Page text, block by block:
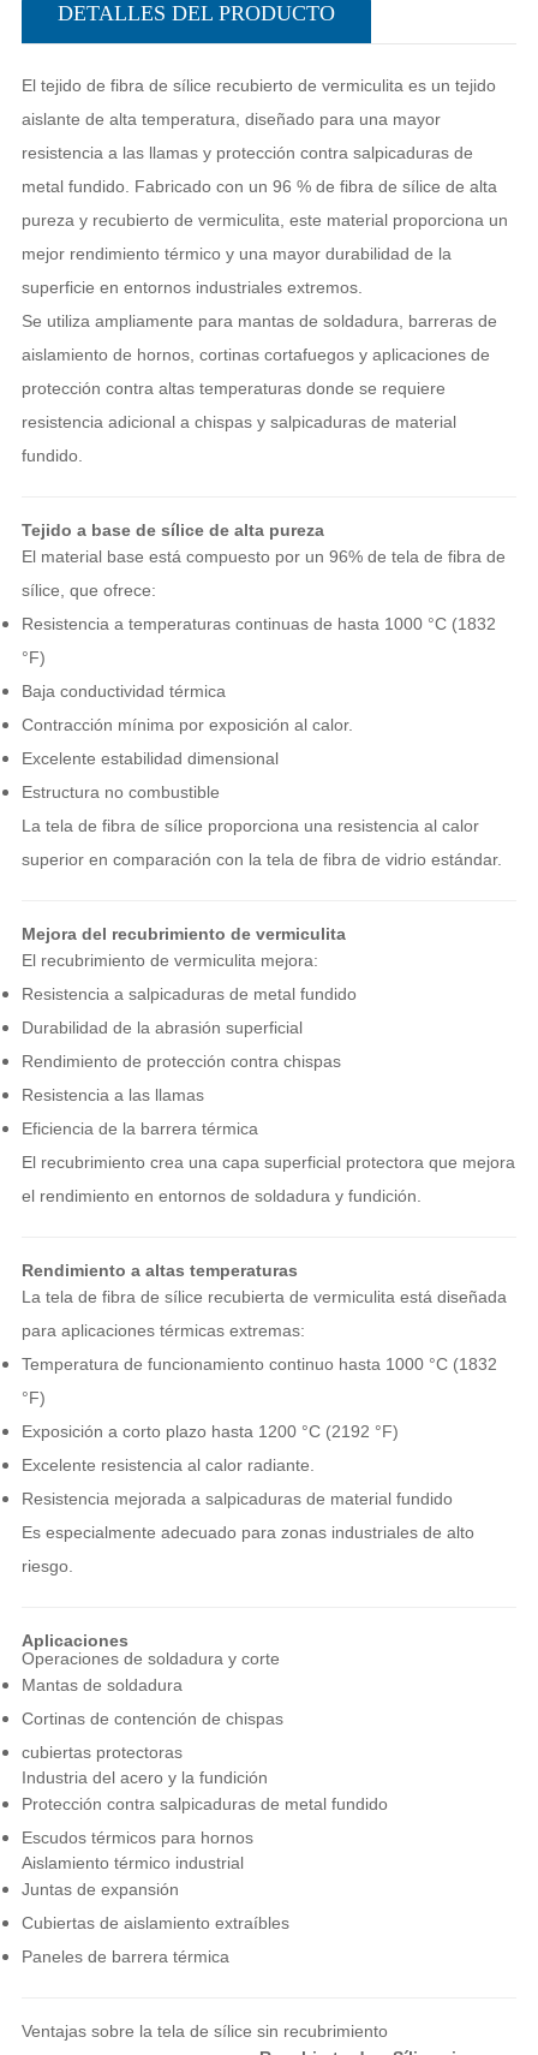
DETALLES DEL PRODUCTO
El tejido de fibra de sílice recubierto de vermiculita es un tejido
aislante de alta temperatura, diseñado para una mayor
resistencia a las llamas y protección contra salpicaduras de
metal fundido. Fabricado con un 96 % de fibra de sílice de alta
pureza y recubierto de vermiculita, este material proporciona un
mejor rendimiento térmico y una mayor durabilidad de la
superficie en entornos industriales extremos.
Se utiliza ampliamente para mantas de soldadura, barreras de
aislamiento de hornos, cortinas cortafuegos y aplicaciones de
protección contra altas temperaturas donde se requiere
resistencia adicional a chispas y salpicaduras de material
fundido.
Tejido a base de sílice de alta pureza
El material base está compuesto por un 96% de tela de fibra de
sílice, que ofrece:
Resistencia a temperaturas continuas de hasta 1000 °C (1832
°F)
Baja conductividad térmica
Contracción mínima por exposición al calor.
Excelente estabilidad dimensional
Estructura no combustible
La tela de fibra de sílice proporciona una resistencia al calor
superior en comparación con la tela de fibra de vidrio estándar.
Mejora del recubrimiento de vermiculita
El recubrimiento de vermiculita mejora:
Resistencia a salpicaduras de metal fundido
Durabilidad de la abrasión superficial
Rendimiento de protección contra chispas
Resistencia a las llamas
Eficiencia de la barrera térmica
El recubrimiento crea una capa superficial protectora que mejora
el rendimiento en entornos de soldadura y fundición.
Rendimiento a altas temperaturas
La tela de fibra de sílice recubierta de vermiculita está diseñada
para aplicaciones térmicas extremas:
Temperatura de funcionamiento continuo hasta 1000 °C (1832
°F)
Exposición a corto plazo hasta 1200 °C (2192 °F)
Excelente resistencia al calor radiante.
Resistencia mejorada a salpicaduras de material fundido
Es especialmente adecuado para zonas industriales de alto
riesgo.
Aplicaciones
Operaciones de soldadura y corte
Mantas de soldadura
Cortinas de contención de chispas
cubiertas protectoras
Industria del acero y la fundición
Protección contra salpicaduras de metal fundido
Escudos térmicos para hornos
Aislamiento térmico industrial
Juntas de expansión
Cubiertas de aislamiento extraíbles
Paneles de barrera térmica
Ventajas sobre la tela de sílice sin recubrimiento